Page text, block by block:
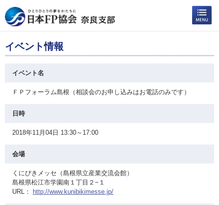
イベント情報
イベント名
ＦＰフォーラム島根（相談会のお申し込みはお電話のみです）
日時
2018年11月04日 13:30～17:00
会場
くにびきメッセ（島根県立産業交流会館）
島根県松江市学園南１丁目２−１
URL：
http://www.kunibikimesse.jp/